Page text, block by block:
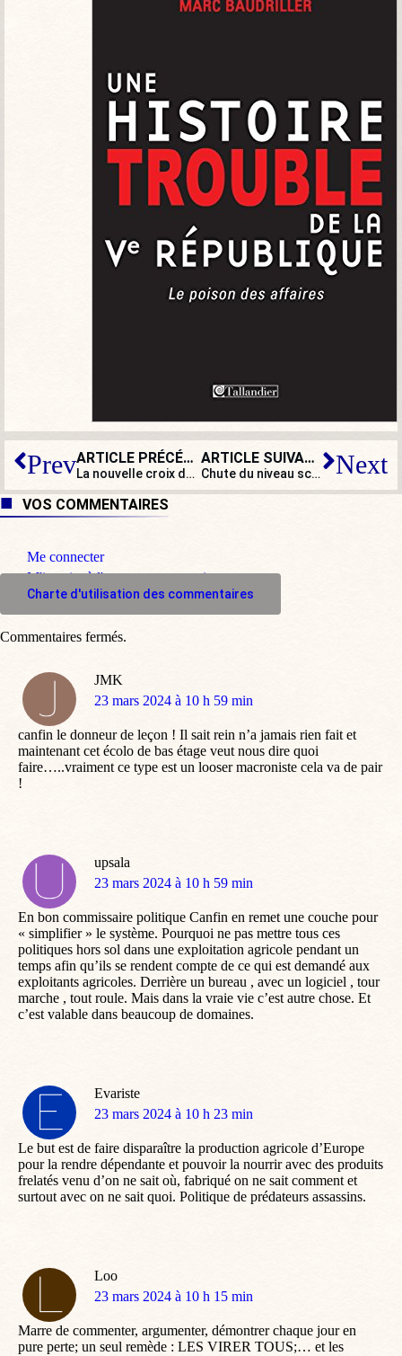
Prev ARTICLE PRÉCÉDENT
La nouvelle croix de saint Georges multicolore de l’équipe d’Angleterre vivement critiquée
ARTICLE SUIVANT
Chute du niveau scolaire : les rectorats cachent la misère en gonflant les notes Next
VOS COMMENTAIRES
Me connecter
M'inscrire à l'espace commentaire
Charte d'utilisation des commentaires
JMK
dit
23 mars 2024 à 10 h 59 min
canfin le donneur de leçon ! Il sait rein n’a jamais rien fait et
maintenant cet écolo de bas étage veut nous dire quoi
faire…..vraiment ce type est un looser macroniste cela va de pair
!
upsala
dit
23 mars 2024 à 10 h 59 min
En bon commissaire politique Canfin en remet une couche pour
« simplifier » le système. Pourquoi ne pas mettre tous ces
politiques hors sol dans une exploitation agricole pendant un
temps afin qu’ils se rendent compte de ce qui est demandé aux
exploitants agricoles. Derrière un bureau , avec un logiciel , tour
marche , tout roule. Mais dans la vraie vie c’est autre chose. Et
c’est valable dans beaucoup de domaines.
Evariste
dit
23 mars 2024 à 10 h 23 min
Le but est de faire disparaître la production agricole d’Europe
pour la rendre dépendante et pouvoir la nourrir avec des produits
frelatés venu d’on ne sait où, fabriqué on ne sait comment et
surtout avec on ne sait quoi. Politique de prédateurs assassins.
Loo
dit
23 mars 2024 à 10 h 15 min
Marre de commenter, argumenter, démontrer chaque jour en
pure perte; un seul remède : LES VIRER TOUS;… et les
Commentaires fermés.